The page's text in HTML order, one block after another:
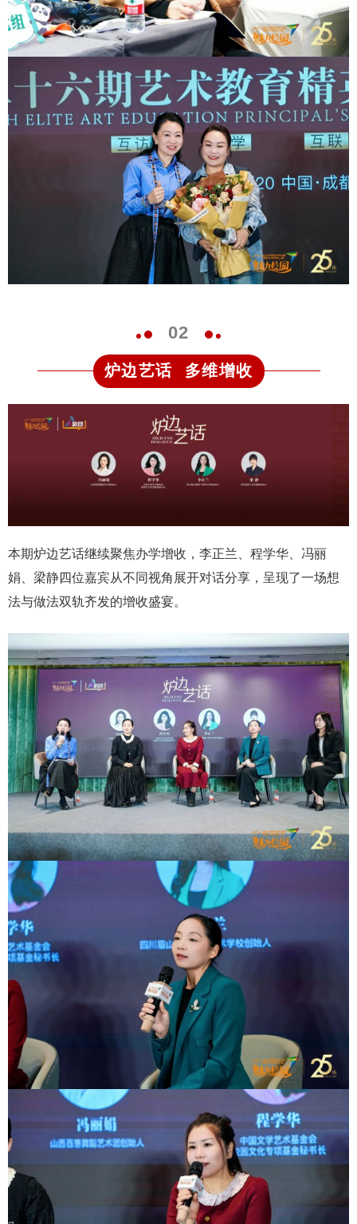
02
炉边艺话 多维增收
本期炉边艺话继续聚焦办学增收，李正兰、程学华、冯丽
娟、梁静四位嘉宾从不同视角展开对话分享，呈现了一场想
法与做法双轨齐发的增收盛宴。